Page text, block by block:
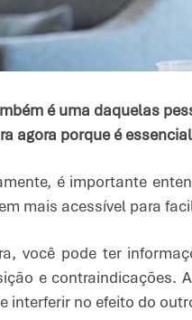
é uma daquelas
agora porque é
é importante
mais acessível para
você pode ter
e contraindicações.
interferir no efeito do